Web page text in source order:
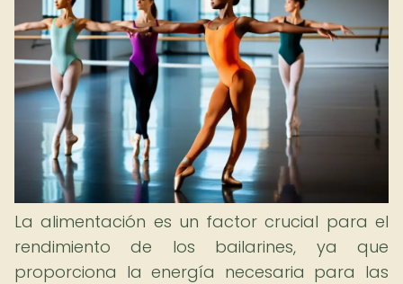
La alimentación es un factor crucial para el
rendimiento de los bailarines, ya que
proporciona la energía necesaria para las